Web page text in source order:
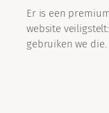
Er is een
website veiligstelt:
gebruiken we die.